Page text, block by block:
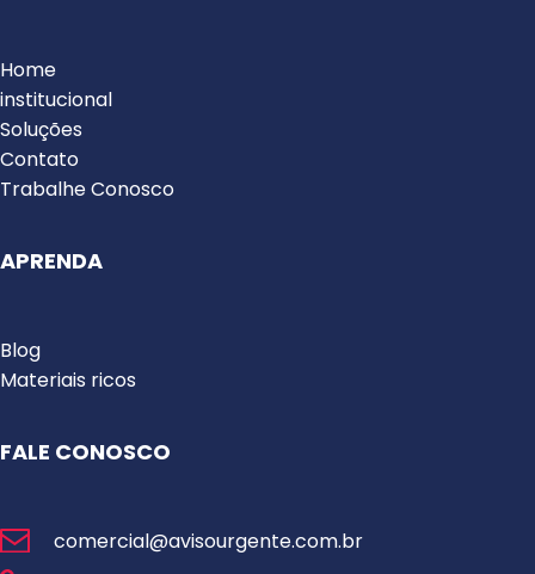
Home
institucional
Soluções
Contato
Trabalhe Conosco
APRENDA
Blog
Materiais ricos
FALE CONOSCO
comercial@avisourgente.com.br